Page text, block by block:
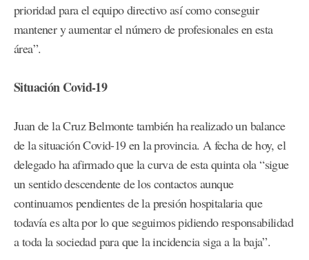
prioridad para el equipo directivo así como conseguir
mantener y aumentar el número de profesionales en esta
área”.
Situación Covid-19
Juan de la Cruz Belmonte también ha realizado un balance
de la situación Covid-19 en la provincia. A fecha de hoy, el
delegado ha afirmado que la curva de esta quinta ola “sigue
un sentido descendente de los contactos aunque
continuamos pendientes de la presión hospitalaria que
todavía es alta por lo que seguimos pidiendo responsabilidad
a toda la sociedad para que la incidencia siga a la baja”.